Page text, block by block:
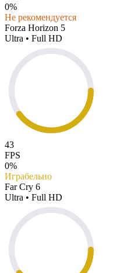
0%
Не рекомендуется
Forza Horizon 5
Ultra • Full HD
43
FPS
0%
Играбельно
Far Cry 6
Ultra • Full HD